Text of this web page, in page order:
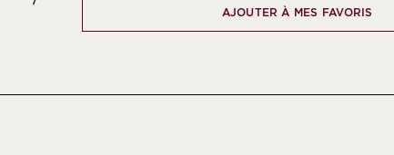
AJOUTER À MES FAVORIS